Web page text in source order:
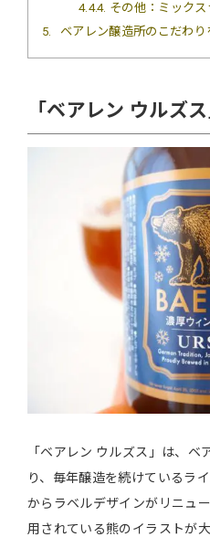
4.44. その他：ミックス
5
ベアレン醸造所のこだわり
「ベアレン ウルズ
「ベアレン ウルズス」は、ベ
り、毎年醸造を続けているラ
からラベルデザインがリニュ
用されている熊のイラストが